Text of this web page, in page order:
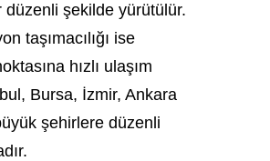
düzenli şekilde yürütülür.
taşımacılığı ise
hızlı ulaşım
Bursa, İzmir, Ankara
şehirlere düzenli